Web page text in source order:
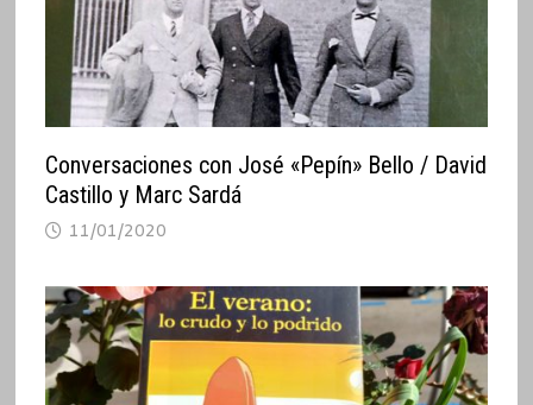
Conversaciones con José «Pepín» Bello / David
Castillo y Marc Sardá
11/01/2020